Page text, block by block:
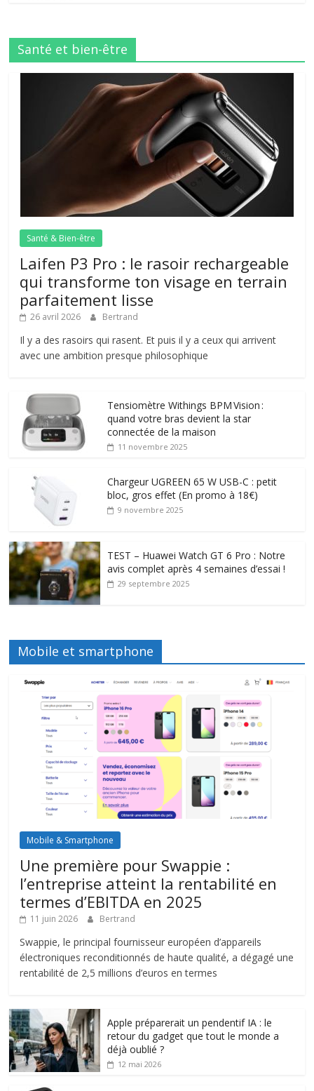
Santé et bien-être
Santé & Bien-être
Laifen P3 Pro : le rasoir rechargeable
qui transforme ton visage en terrain
parfaitement lisse
26 avril 2026 Bertrand
Il y a des rasoirs qui rasent. Et puis il y a ceux qui arrivent
avec une ambition presque philosophique
Tensiomètre Withings BPM Vision :
quand votre bras devient la star
connectée de la maison
11 novembre 2025
Chargeur UGREEN 65 W USB-C : petit
bloc, gros effet (En promo à 18€)
9 novembre 2025
TEST – Huawei Watch GT 6 Pro : Notre
avis complet après 4 semaines d’essai !
29 septembre 2025
Mobile et smartphone
Mobile & Smartphone
Une première pour Swappie :
l’entreprise atteint la rentabilité en
termes d’EBITDA en 2025
11 juin 2026 Bertrand
Swappie, le principal fournisseur européen d’appareils
électroniques reconditionnés de haute qualité, a dégagé une
rentabilité de 2,5 millions d’euros en termes
Apple préparerait un pendentif IA : le
retour du gadget que tout le monde a
déjà oublié ?
12 mai 2026